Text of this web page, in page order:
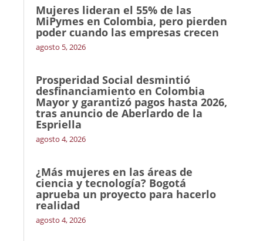
Mujeres lideran el 55% de las
MiPymes en Colombia, pero pierden
poder cuando las empresas crecen
agosto 5, 2026
Prosperidad Social desmintió
desfinanciamiento en Colombia
Mayor y garantizó pagos hasta 2026,
tras anuncio de Aberlardo de la
Espriella
agosto 4, 2026
¿Más mujeres en las áreas de
ciencia y tecnología? Bogotá
aprueba un proyecto para hacerlo
realidad
agosto 4, 2026